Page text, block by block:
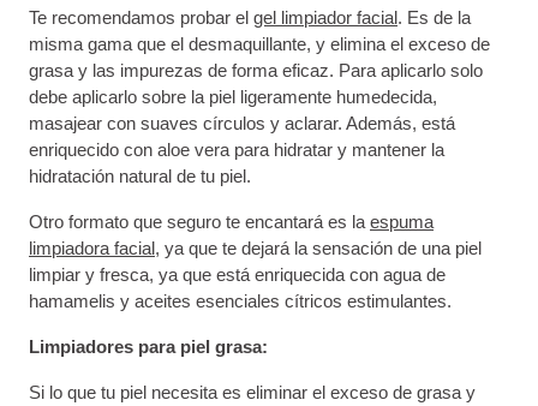
Te recomendamos probar el gel limpiador facial. Es de la
misma gama que el desmaquillante, y elimina el exceso de
grasa y las impurezas de forma eficaz. Para aplicarlo solo
debe aplicarlo sobre la piel ligeramente humedecida,
masajear con suaves círculos y aclarar. Además, está
enriquecido con aloe vera para hidratar y mantener la
hidratación natural de tu piel.
Otro formato que seguro te encantará es la espuma
limpiadora facial, ya que te dejará la sensación de una piel
limpiar y fresca, ya que está enriquecida con agua de
hamamelis y aceites esenciales cítricos estimulantes.
Limpiadores para piel grasa:
Si lo que tu piel necesita es eliminar el exceso de grasa y